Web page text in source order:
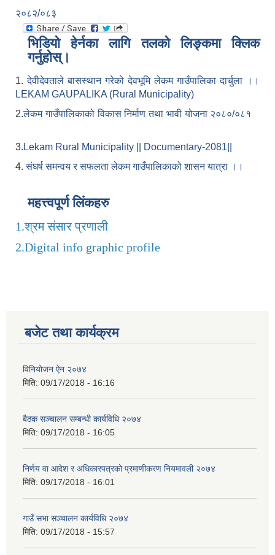
२०८२/०८३
भिडियो हेर्नका लागि तलको लिङ्कमा क्लिक
गर्नुहोस्।
1.देवीदेवताले बासस्थान गरेको देवभूमि लेकम गाउँपालिका दार्चुला ।।
LEKAM GAUPALIKA (Rural Municipality)
2.लेकम गाउँपालिकाको विकास निर्माण तथा भावी योजना २०८०/०८१
3. Lekam Rural Municipality || Documentary-2081||
4.संघर्ष समन्वय र सफलता लेकम गाउँपालिकाको शासन यात्रा ।।
महत्त्वपूर्ण लिंकहरु
1.श्रम संसार प्रणाली
2.Digital info graphic profile
बजेट तथा कार्यक्रम
विनियोजन ऐन २०७४
मिति: 09/17/2018 - 16:16
बैठक सञ्चालन सम्बन्धी कार्यविधि २०७४
मिति: 09/17/2018 - 16:05
निर्णय वा आदेश र अधिकारपत्रको प्रमाणीकरण नियमावली २०७४
मिति: 09/17/2018 - 16:01
गाउँ सभा सञ्चालन कार्यविधि २०७४
मिति: 09/17/2018 - 15:57